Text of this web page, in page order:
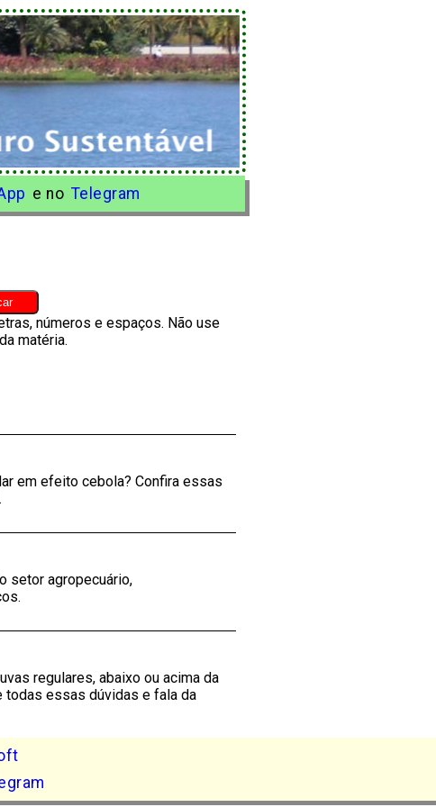
e no Telegram
números e espaços. Não use
matéria.
em efeito cebola? Confira essas
setor agropecuário,
regulares, abaixo ou acima da
todas essas dúvidas e fala da